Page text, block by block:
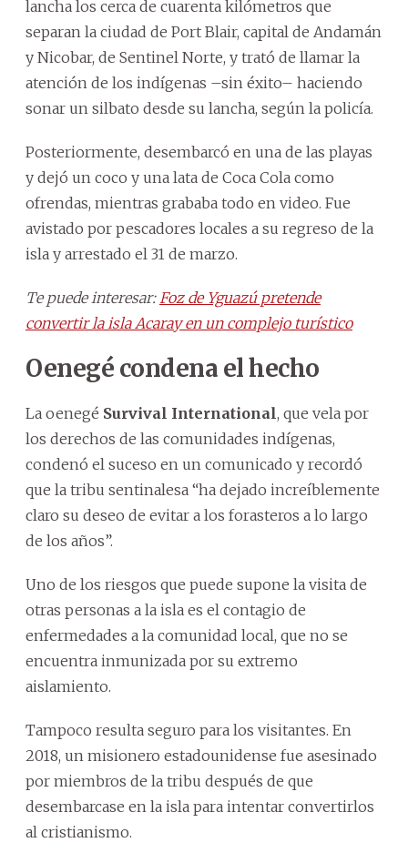
lancha los cerca de cuarenta kilómetros que
separan la ciudad de Port Blair, capital de Andamán
y Nicobar, de Sentinel Norte, y trató de llamar la
atención de los indígenas –sin éxito– haciendo
sonar un silbato desde su lancha, según la policía.
Posteriormente, desembarcó en una de las playas
y dejó un coco y una lata de Coca Cola como
ofrendas, mientras grababa todo en video. Fue
avistado por pescadores locales a su regreso de la
isla y arrestado el 31 de marzo.
Te puede interesar: Foz de Yguazú pretende
convertir la isla Acaray en un complejo turístico
Oenegé condena el hecho
La oenegé Survival International, que vela por
los derechos de las comunidades indígenas,
condenó el suceso en un comunicado y recordó
que la tribu sentinalesa “ha dejado increíblemente
claro su deseo de evitar a los forasteros a lo largo
de los años”.
Uno de los riesgos que puede supone la visita de
otras personas a la isla es el contagio de
enfermedades a la comunidad local, que no se
encuentra inmunizada por su extremo
aislamiento.
Tampoco resulta seguro para los visitantes. En
2018, un misionero estadounidense fue asesinado
por miembros de la tribu después de que
desembarcase en la isla para intentar convertirlos
al cristianismo.